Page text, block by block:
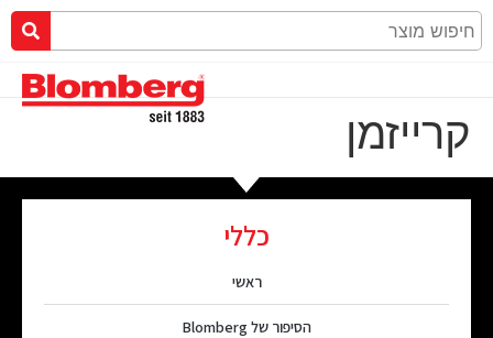
קרייזמן
כללי
ראשי
הסיפור של Blomberg